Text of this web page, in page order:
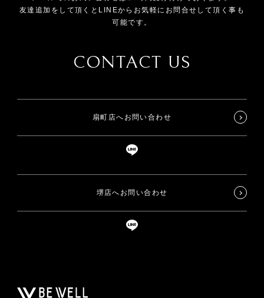
友達追加をして頂くとLINEからお気軽にお問合せして頂く事も
可能です。
CONTACT US
扇町店へお問い合わせ
堺店へお問い合わせ